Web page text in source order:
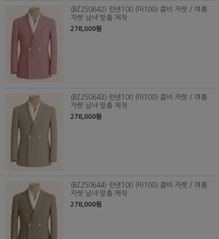
(BZ250642) 린넨100 (마100) 콤비 자켓 / 여름
자켓 남녀 맞춤 제작
278,000원
(BZ250643) 린넨100 (마100) 콤비 자켓 / 여름
자켓 남녀 맞춤 제작
278,000원
(BZ250644) 린넨100 (마100) 콤비 자켓 / 여름
자켓 남녀 맞춤 제작
278,000원